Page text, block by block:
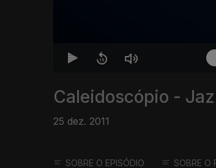
Caleidoscópio -
25 dez. 2011
SOBRE O EPISÓDIO SOBRE O